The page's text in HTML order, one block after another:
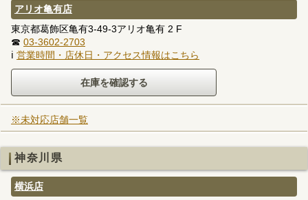
アリオ亀有店
東京都葛飾区亀有3-49-3アリオ亀有 2 F
☎ 03-3602-2703
ℹ 営業時間・店休日・アクセス情報はこちら
※未対応店舗一覧
神奈川県
横浜店